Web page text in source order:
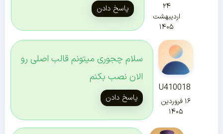
۲۴
اردیبهشت
۱۴۰۵
پاسخ دادن
U410018
۱۶ فروردین
۱۴۰۵
سلام چجوری میتونم قالب اصلی رو
الان نصب بکنم
پاسخ دادن